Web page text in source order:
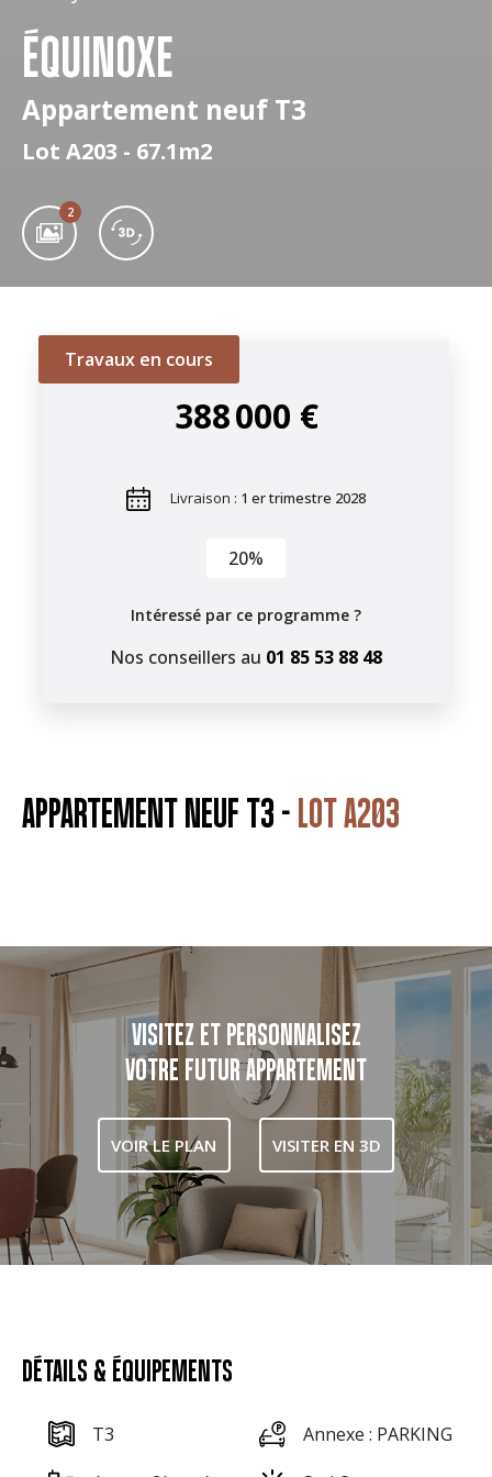
ÉQUINOXE
Appartement neuf T3
Lot A203 - 67.1m2
2
Travaux en cours
388 000 €
Livraison : 1 er trimestre 2028
20%
Intéressé par ce programme ?
Nos conseillers au 01 85 53 88 48
APPARTEMENT NEUF T3 - LOT A203
VISITEZ ET PERSONNALISEZ
VOTRE FUTUR APPARTEMENT
VOIR LE PLAN VISITER EN 3D
DÉTAILS & ÉQUIPEMENTS
T3
Annexe : PARKING